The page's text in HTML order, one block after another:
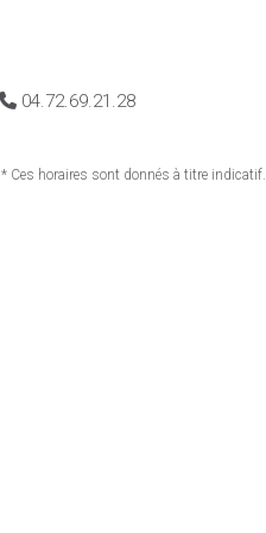
04.72.69.21.28
* Ces horaires sont donnés à titre indicatif.